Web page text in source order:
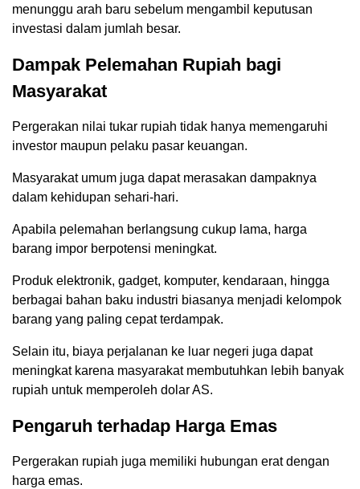
menunggu arah baru sebelum mengambil keputusan
investasi dalam jumlah besar.
Dampak Pelemahan Rupiah bagi
Masyarakat
Pergerakan nilai tukar rupiah tidak hanya memengaruhi
investor maupun pelaku pasar keuangan.
Masyarakat umum juga dapat merasakan dampaknya
dalam kehidupan sehari-hari.
Apabila pelemahan berlangsung cukup lama, harga
barang impor berpotensi meningkat.
Produk elektronik, gadget, komputer, kendaraan, hingga
berbagai bahan baku industri biasanya menjadi kelompok
barang yang paling cepat terdampak.
Selain itu, biaya perjalanan ke luar negeri juga dapat
meningkat karena masyarakat membutuhkan lebih banyak
rupiah untuk memperoleh dolar AS.
Pengaruh terhadap Harga Emas
Pergerakan rupiah juga memiliki hubungan erat dengan
harga emas.